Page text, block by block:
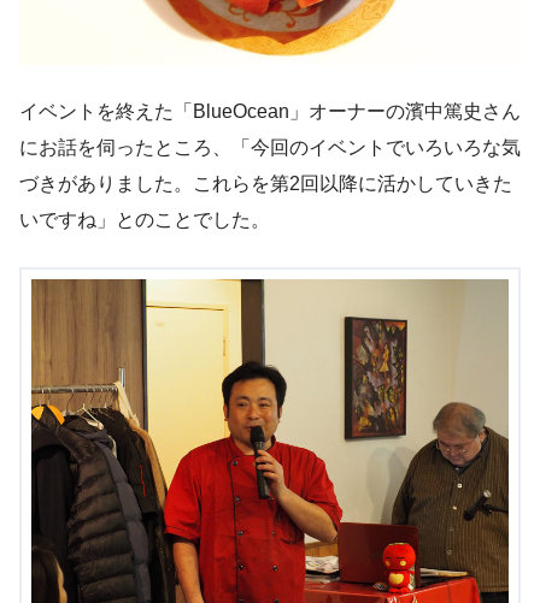
イベントを終えた「BlueOcean」オーナーの濱中篤史さん
にお話を伺ったところ、「今回のイベントでいろいろな気
づきがありました。これらを第2回以降に活かしていきた
いですね」とのことでした。